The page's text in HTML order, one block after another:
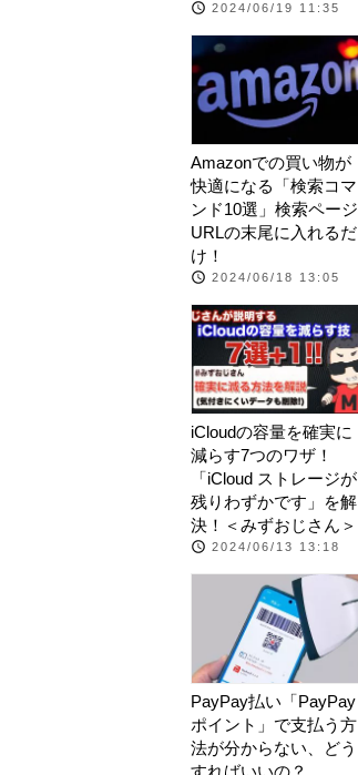
2024/06/19 11:35
Amazonでの買い物が
快適になる「検索コマ
ンド10選」検索ページ
URLの末尾に入れるだ
け！
2024/06/18 13:05
iCloudの容量を確実に
減らす7つのワザ！
「iCloud ストレージが
残りわずかです」を解
決！＜みずおじさん＞
2024/06/13 13:18
PayPay払い「PayPay
ポイント」で支払う方
法が分からない、どう
すればいいの？